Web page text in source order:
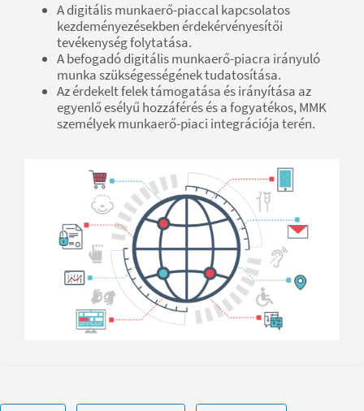
A digitális munkaerő-piaccal kapcsolatos
kezdeményezésekben érdekérvényesítői
tevékenység folytatása.
A befogadó digitális munkaerő-piacra irányuló
munka szükségességének tudatosítása.
Az érdekelt felek támogatása és irányítása az
egyenlő esélyű hozzáférés és a fogyatékos, MMK
személyek munkaerő-piaci integrációja terén.